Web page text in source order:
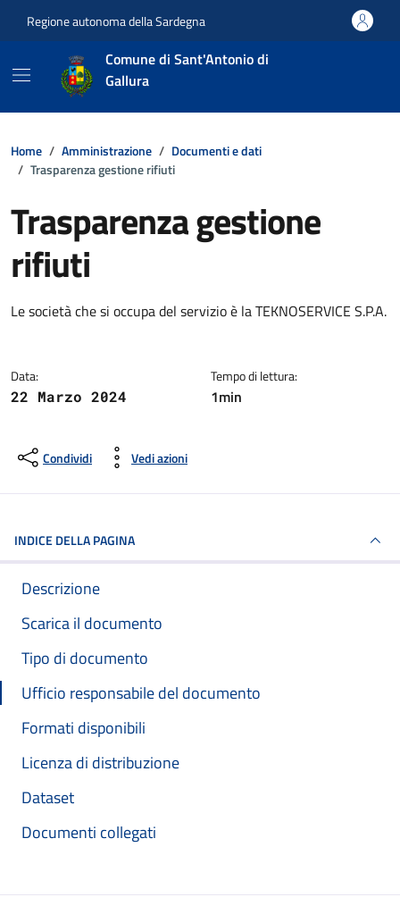
Regione autonoma della Sardegna
Comune di Sant'Antonio di
Gallura
Home Amministrazione
Documenti e dati
Trasparenza gestione rifiuti
Trasparenza gestione
rifiuti
Dettagli della notizia
Le società che si occupa del servizio è la TEKNOSERVICE S.P.A.
Data:
22 Marzo 2024
Tempo di lettura:
1min
Condividi Vedi azioni
INDICE DELLA PAGINA
Descrizione
Scarica il documento
Tipo di documento
Ufficio responsabile del documento
Formati disponibili
Licenza di distribuzione
Dataset
Documenti collegati